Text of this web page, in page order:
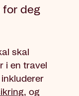
for deg
skal
i en travel
, og